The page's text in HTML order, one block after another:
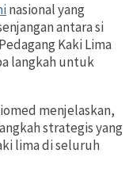
nasional yang
antara si
Kaki Lima
langkah untuk
menjelaskan,
strategis yang
lima di seluruh